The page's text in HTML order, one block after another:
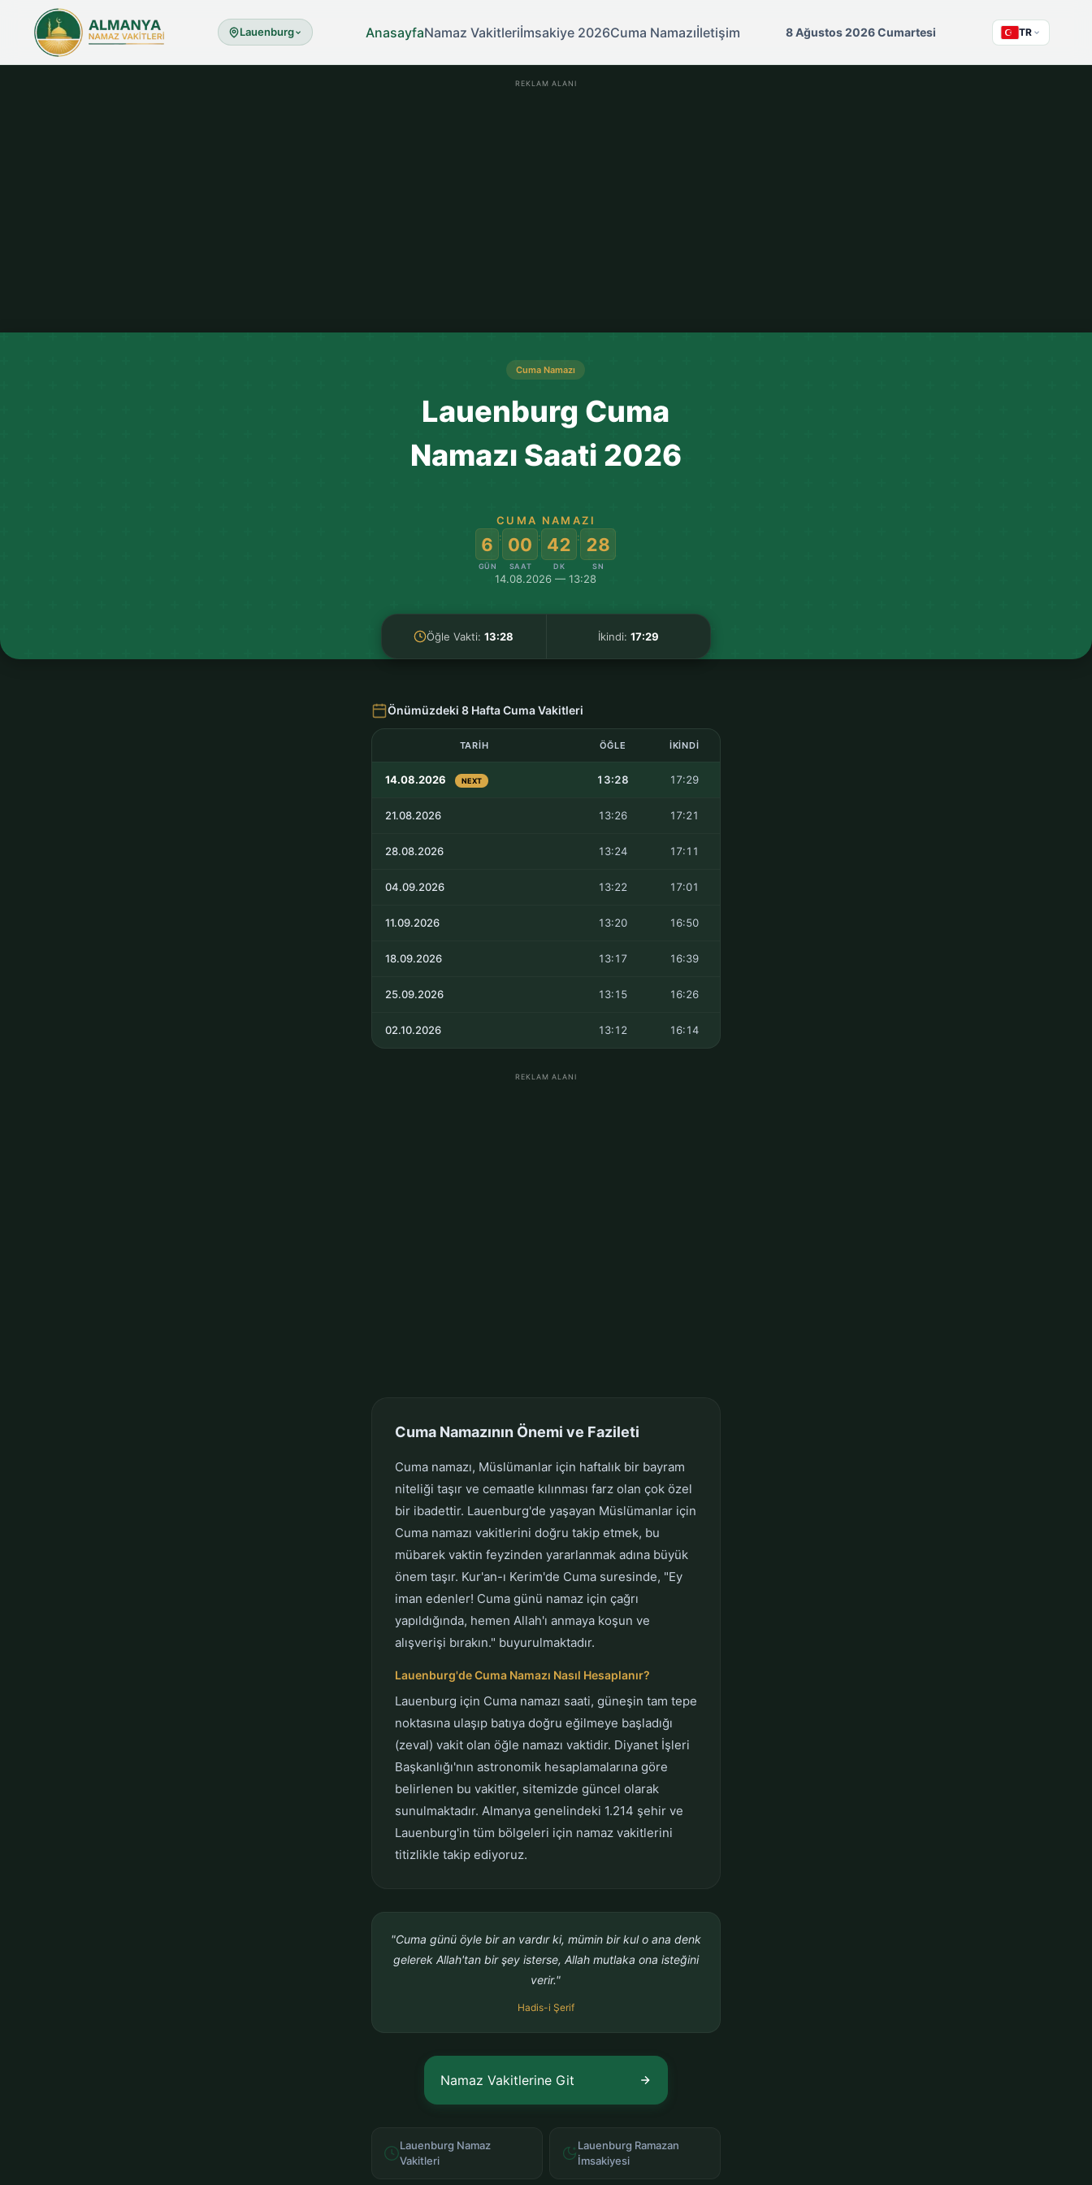
Lauenburg AnasayfaNamaz Vakitleriİmsakiye 2026Cuma Namazıİletişim 8 Ağustos 2026 Cumartesi TR
REKLAM ALANI
Cuma Namazı
Lauenburg Cuma
Namazı Saati 2026
CUMA NAMAZI
6
GÜN
: 00
SAAT
: 42
DK
: 27
SN
14.08.2026 — 13:28
Öğle Vakti:13:28 İkindi: 17:29
Önümüzdeki 8 Hafta Cuma Vakitleri
TARIH ÖĞLE İKINDI
14.08.2026 NEXT 13:28 17:29
21.08.2026 13:26 17:21
28.08.2026 13:24 17:11
04.09.2026 13:22 17:01
11.09.2026 13:20 16:50
18.09.2026 13:17 16:39
25.09.2026 13:15 16:26
02.10.2026 13:12 16:14
REKLAM ALANI
Cuma Namazının Önemi ve Fazileti
Cuma namazı, Müslümanlar için haftalık bir bayram
niteliği taşır ve cemaatle kılınması farz olan çok özel
bir ibadettir. Lauenburg'de yaşayan Müslümanlar için
Cuma namazı vakitlerini doğru takip etmek, bu
mübarek vaktin feyzinden yararlanmak adına büyük
önem taşır. Kur'an-ı Kerim'de Cuma suresinde, "Ey
iman edenler! Cuma günü namaz için çağrı
yapıldığında, hemen Allah'ı anmaya koşun ve
alışverişi bırakın." buyurulmaktadır.
Lauenburg'de Cuma Namazı Nasıl Hesaplanır?
Lauenburg için Cuma namazı saati, güneşin tam tepe
noktasına ulaşıp batıya doğru eğilmeye başladığı
(zeval) vakit olan öğle namazı vaktidir. Diyanet İşleri
Başkanlığı'nın astronomik hesaplamalarına göre
belirlenen bu vakitler, sitemizde güncel olarak
sunulmaktadır. Almanya genelindeki 1.214 şehir ve
Lauenburg'in tüm bölgeleri için namaz vakitlerini
titizlikle takip ediyoruz.
"Cuma günü öyle bir an vardır ki, mümin bir kul o ana denk
gelerek Allah'tan bir şey isterse, Allah mutlaka ona isteğini
verir."
Hadis-i Şerif
Namaz Vakitlerine Git
Lauenburg Namaz
Vakitleri
Lauenburg Ramazan
İmsakiyesi